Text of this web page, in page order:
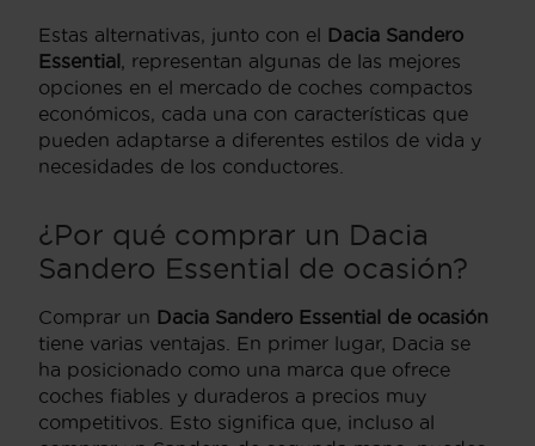
Estas alternativas, junto con el Dacia Sandero
Essential , representan algunas de las mejores
opciones en el mercado de coches compactos
económicos, cada una con características que
pueden adaptarse a diferentes estilos de vida y
necesidades de los conductores.
¿Por qué comprar un Dacia
Sandero Essential de ocasión?
Comprar un Dacia Sandero Essential de ocasión
tiene varias ventajas. En primer lugar, Dacia se
ha posicionado como una marca que ofrece
coches fiables y duraderos a precios muy
competitivos. Esto significa que, incluso al